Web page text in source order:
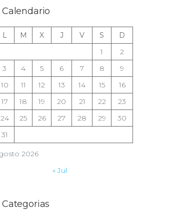
Calendario
2026
L M X J V S
D
1
2
3
4 5 6 7 8
9
10
11 12 13 14 15
16
17
18 19 20 21 22
23
24
25 26 27 28 29
30
31
« Jul
Categorias